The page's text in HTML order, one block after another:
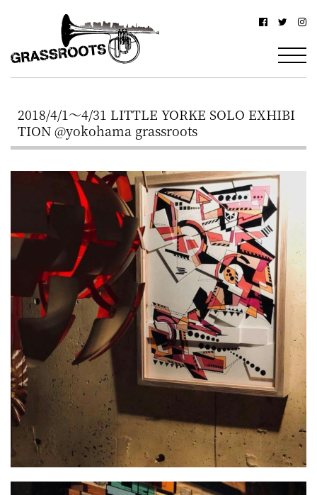
浜
グ
ス
ル
ー
–
YOKOHAMA
Grassroots
–
駅
北
西
口
か
ら
約
3
分・
鶴
屋
町
に
あ
る
ダ
イ
2018/4/1～4/31 LITTLE YORKE SOLO EXHIBI
TION @yokohama grassroots